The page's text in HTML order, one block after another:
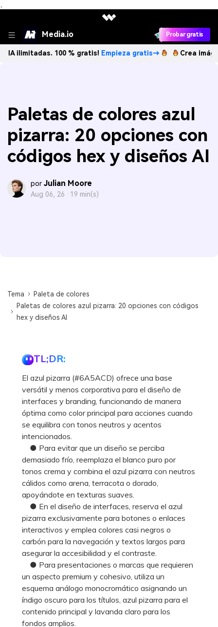
、
Media.io Probar gratis
100 % gratis!Empieza gratis→ Crea imágenes IA
Paletas de colores azul
pizarra: 20 opciones con
códigos hex y diseños AI
por Julian Moore
Aug 06, 26 · 19 min(s)
Tema
Paleta de colores
Paletas de colores azul pizarra: 20 opciones con códigos
hex y diseños AI
TL;DR:
El azul pizarra (#6A5ACD) ofrece una base
versátil y menos corporativa para el diseño de
interfaces y branding, funcionando de manera
óptima como color principal para acciones cuando
se equilibra con tonos neutros y acentos
intencionados.
● Para evitar que un diseño se perciba
demasiado frío, reemplaza el blanco puro por
tonos crema y combina el azul pizarra con neutros
cálidos como arena, terracota o dorado,
apoyándote en texturas suaves.
● En el diseño de interfaces, reserva el azul
pizarra exclusivamente para botones o enlaces
interactivos y emplea colores casi negros o
carbón para la navegación y textos largos para
asegurar la accesibilidad y el contraste.
● Para presentaciones o marcas que requieren
un aspecto premium y cohesivo, utiliza un
esquema análogo monocromático asignando un
índigo oscuro para los títulos, azul pizarra para el
contenido principal y lavanda claro para los
fondos amplios.